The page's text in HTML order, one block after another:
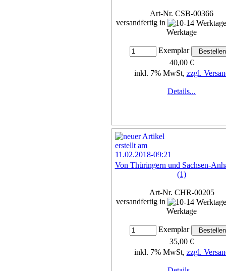
Art-Nr. CSB-00366
versandfertig in
Werktage
Exemplar
40,00 €
inkl. 7% MwSt, zzgl.
Details...
Von Thüringern und Sachsen-
(1)
Art-Nr. CHR-00205
versandfertig in
Werktage
Exemplar
35,00 €
inkl. 7% MwSt, zzgl.